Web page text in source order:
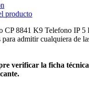
producto
CP 8841 K9 Telefono IP 5
admitir cualquiera de
verificar la ficha